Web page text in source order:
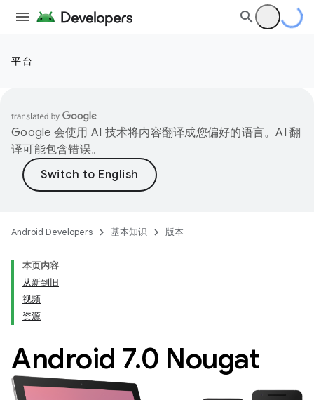
平台
Google 会使用 AI 技术将内容翻译成您偏好的语言。AI 翻
译可能包含错误。
Android Developers 基本知识 版本
本页内容
从新到旧
视频
资源
Android 7.0 Nougat